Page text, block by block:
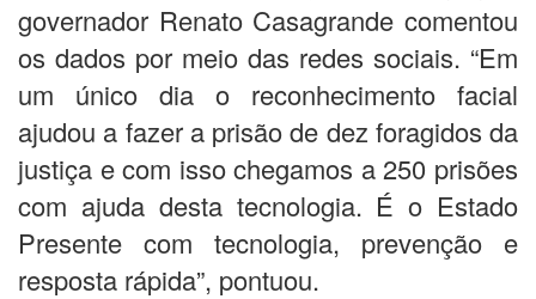
governador Renato Casagrande comentou
os dados por meio das redes sociais. “Em
um único dia o reconhecimento facial
ajudou a fazer a prisão de dez foragidos da
justiça e com isso chegamos a 250 prisões
com ajuda desta tecnologia. É o Estado
Presente com tecnologia, prevenção e
resposta rápida”, pontuou.